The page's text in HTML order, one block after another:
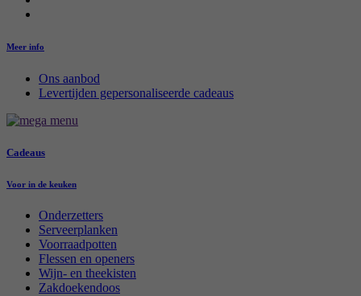
Meer info
Ons aanbod
Levertijden gepersonaliseerde cadeaus
Cadeaus
Voor in de keuken
Onderzetters
Serveerplanken
Voorraadpotten
Flessen en openers
Wijn- en theekisten
Zakdoekendoos